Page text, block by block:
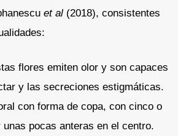
et al (2018), consistentes
flores emiten olor y son capaces
y las secreciones estigmáticas.
con forma de copa, con cinco o
pocas anteras en el centro.